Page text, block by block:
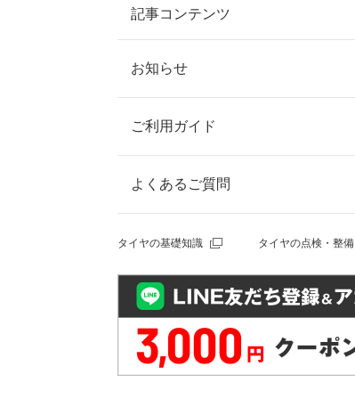
記事コンテンツ
お知らせ
ご利用ガイド
よくあるご質問
タイヤの基礎知識 タイヤの点検・整備